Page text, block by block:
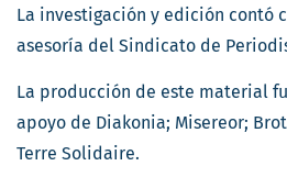
La investigación y edición contó
asesoría del Sindicato de
La producción de este material
apoyo de Diakonia; Misereor;
Terre Solidaire.